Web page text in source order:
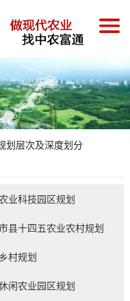
划层次及深度划分
业科技园区规划
县十四五农业农村规划
乡村规划
闲农业园区规划